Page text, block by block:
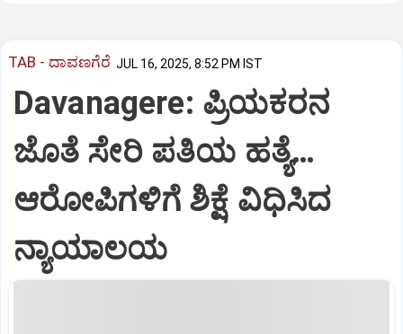
TAB - ದಾವಣಗೆರೆ JUL 16, 2025, 8:52 PM IST
Davanagere: ಪ್ರಿಯಕರನ
ಜೊತೆ ಸೇರಿ ಪತಿಯ ಹತ್ಯೆ…
ಆರೋಪಿಗಳಿಗೆ ಶಿಕ್ಷೆ ವಿಧಿಸಿದ
ನ್ಯಾಯಾಲಯ